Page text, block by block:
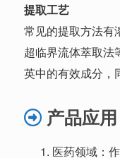
提取工艺
常见的提取方法有
超临界流体萃取法
英中的有效成分，
产品应用
医药领域：